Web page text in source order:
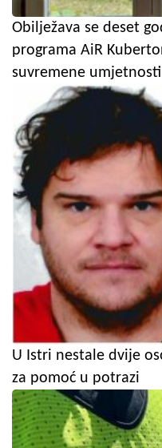
Obilježava se deset
programa AiR
suvremene umjetnosti
U Istri nestale dvije
za pomoć u potrazi